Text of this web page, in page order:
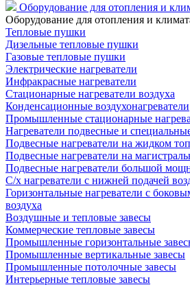
Оборудование для отопления и
Оборудование для отопления и
Тепловые пушки
Дизельные тепловые пушки
Газовые тепловые пушки
Электрические нагреватели
Инфракрасные нагреватели
Стационарные нагреватели воздуха
Конденсационные воздухонагреватели
Промышленные стационарные
Нагреватели подвесные и
Подвесные нагреватели на жидком
Подвесные нагреватели на
Подвесные нагреватели большой
С/х нагреватели с нижней подачей
Горизонтальные нагреватели с
воздуха
Воздушные и тепловые завесы
Коммерческие тепловые завесы
Промышленные горизонтальные
Промышленные вертикальные завесы
Промышленные потолочные завесы
Интерьерные тепловые завесы